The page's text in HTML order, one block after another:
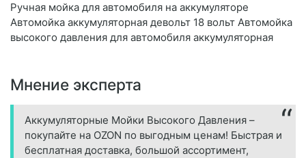
Ручная мойка для автомобиля на аккумуляторе
Автомойка аккумуляторная девольт 18 вольт Автомойка
высокого давления для автомобиля аккумуляторная
Мнение эксперта
Аккумуляторные Мойки Высокого Давления –
покупайте на OZON по выгодным ценам! Быстрая и
бесплатная доставка, большой ассортимент,